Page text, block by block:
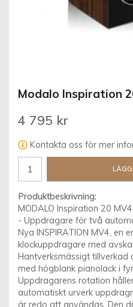
Modalo Inspiration
4 795 kr
Kontakta oss för mer
LÄGG
Produktbeskrivning:
MODALO Inspiration 20 MV4
- Uppdragare för två
Nya INSPIRATION MV4, en
klockuppdragare med
Hantverksmässigt
med högblank pianolack i
Uppdragarens rotation
automatiskt urverk
är redo att användas. Den